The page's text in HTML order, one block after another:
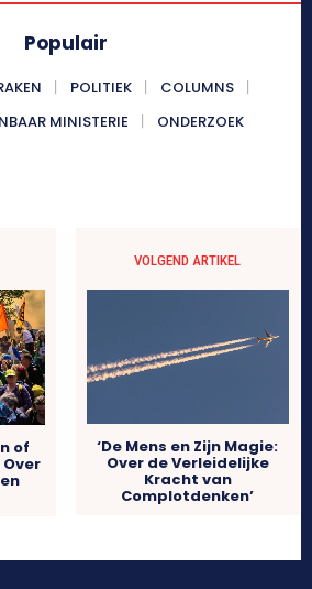
Populair
POLITIEK
COLUMNS
MINISTERIE ONDERZOEK
of
VOLGEND ARTIKEL
‘De Mens en Zijn Magie:
Over de Verleidelijke
Kracht van
Complotdenken’